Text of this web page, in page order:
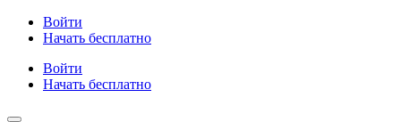
Войти
Начать бесплатно
Войти
Начать бесплатно